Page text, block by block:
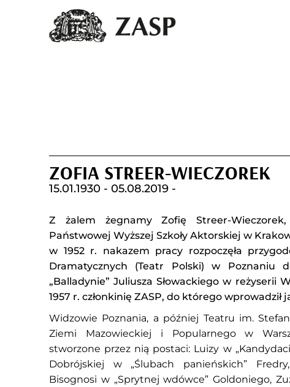
ZOFIA STREER-WIECZOREK
15.01.1930 - 05.08.2019 -
Z żalem żegnamy Zofię Streer-
Państwowej Wyższej Szkoły Aktorskiej w
w 1952 r. nakazem pracy rozpoczęła
Dramatycznych (Teatr Polski) w Poznaniu
„Balladynie” Juliusza Słowackiego w reżyserii
1957 r. członkinię ZASP, do którego wprowadził
Widzowie Poznania, a później Teatru im.
Ziemi Mazowieckiej i Popularnego w
stworzone przez nią postaci: Luizy w
Dobrójskiej w „Ślubach panieńskich”
Bisognosi w „Sprytnej wdówce” Goldoniego,